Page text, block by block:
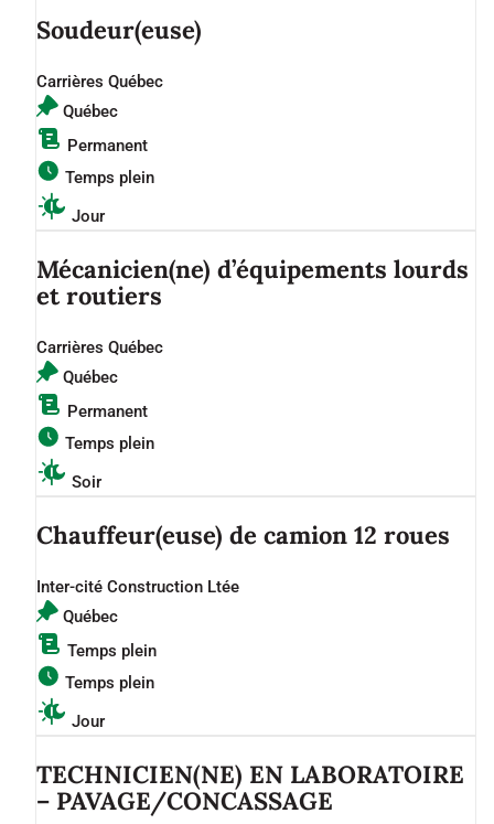
Soudeur(euse)
Carrières Québec
Québec
Permanent
Temps plein
Jour
Mécanicien(ne) d’équipements lourds
et routiers
Carrières Québec
Québec
Permanent
Temps plein
Soir
Chauffeur(euse) de camion 12 roues
Inter-cité Construction Ltée
Québec
Temps plein
Temps plein
Jour
TECHNICIEN(NE) EN LABORATOIRE
– PAVAGE/CONCASSAGE